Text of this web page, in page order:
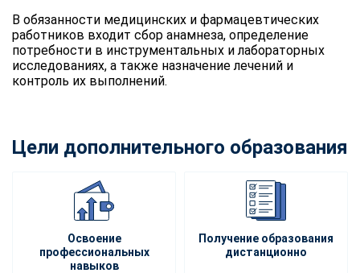
В обязанности медицинских и фармацевтических
работников входит сбор анамнеза, определение
потребности в инструментальных и лабораторных
исследованиях, а также назначение лечений и
контроль их выполнений.
Цели дополнительного образования
Освоение
профессиональных
навыков
Получение образования
дистанционно